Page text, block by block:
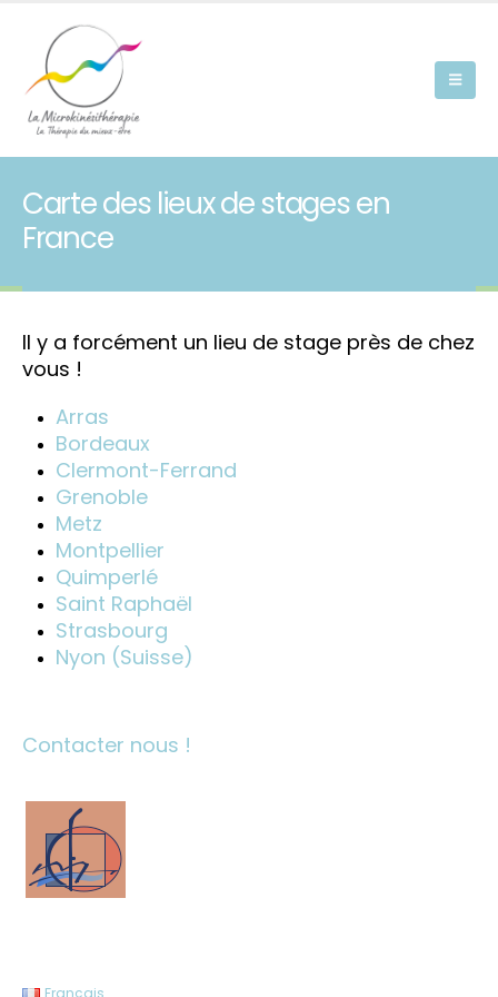
Carte des lieux de stages en
France
Il y a forcément un lieu de stage près de chez
vous !
Arras
Bordeaux
Clermont-Ferrand
Grenoble
Metz
Montpellier
Quimperlé
Saint Raphaël
Strasbourg
Nyon (Suisse)
Contacter nous !
Français